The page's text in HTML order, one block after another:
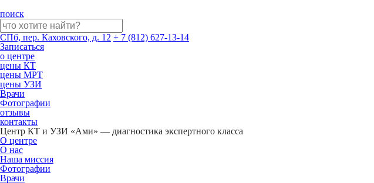
поиск
СПб, пер. Каховского, д. 12 + 7 (812) 627-13-14
Записаться
о центре
цены КТ
цены МРТ
цены УЗИ
Врачи
Фотографии
отзывы
контакты
Центр КТ и УЗИ «Ами» — диагностика экспертного класса
О центре
О нас
Наша миссия
Фотографии
Врачи